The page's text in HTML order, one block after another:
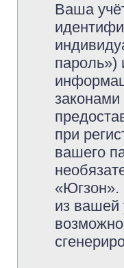
Ваша
при
вашего
«Югзон».
из вашей